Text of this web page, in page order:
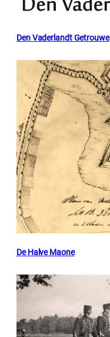
Den Vaderlandt Getrouwe
De Halve Maone